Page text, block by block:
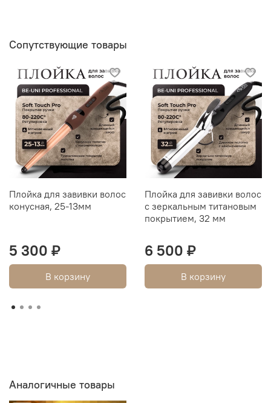
Сопутствующие товары
Плойка для завивки волос
конусная, 25-13мм
5 300 ₽
В корзину
Плойка для завивки волос
с зеркальным титановым
покрытием, 32 мм
6 500 ₽
В корзину
Аналогичные товары